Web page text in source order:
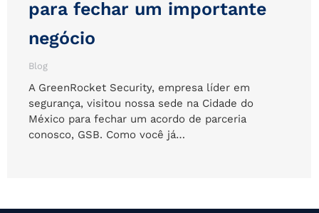
para fechar um importante
negócio
Blog
A GreenRocket Security, empresa líder em
segurança, visitou nossa sede na Cidade do
México para fechar um acordo de parceria
conosco, GSB. Como você já…